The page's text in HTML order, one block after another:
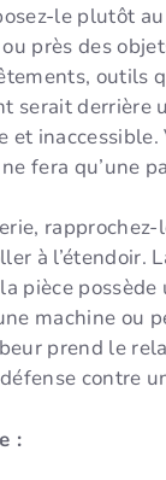
le plutôt
près des
outils
serait derrière
et
fera qu’une
à l’étendoir.
pièce
machine ou
prend le
contre
: